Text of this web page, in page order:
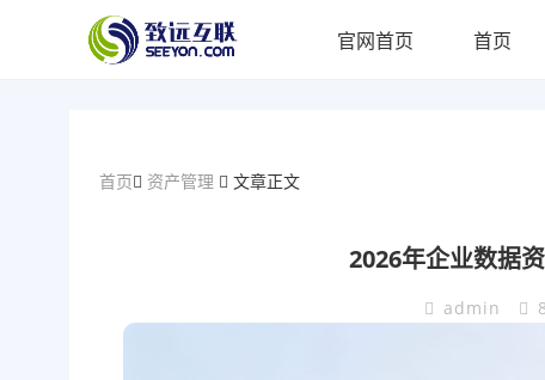
官网首页 首页
首页 资产管理 文章正文
2026年企业数据
admin